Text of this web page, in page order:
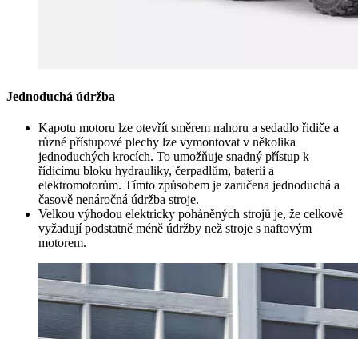
Jednoduchá údržba
Kapotu motoru lze otevřít směrem nahoru a sedadlo řidiče a
různé přístupové plechy lze vymontovat v několika
jednoduchých krocích. To umožňuje snadný přístup k
řídicímu bloku hydrauliky, čerpadlům, baterii a
elektromotorům. Tímto způsobem je zaručena jednoduchá a
časově nenáročná údržba stroje.
Velkou výhodou elektricky poháněných strojů je, že celkově
vyžadují podstatně méně údržby než stroje s naftovým
motorem.